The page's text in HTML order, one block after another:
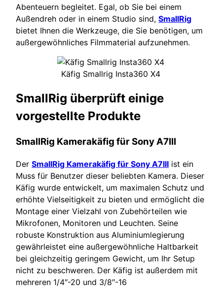
Abenteuern begleitet. Egal, ob Sie bei einem
Außendreh oder in einem Studio sind, SmallRig
bietet Ihnen die Werkzeuge, die Sie benötigen, um
außergewöhnliches Filmmaterial aufzunehmen.
Käfig Smallrig Insta360 X4
SmallRig überprüft einige
vorgestellte Produkte
SmallRig Kamerakäfig für Sony A7III
Der SmallRig Kamerakäfig für Sony A7III ist ein
Muss für Benutzer dieser beliebten Kamera. Dieser
Käfig wurde entwickelt, um maximalen Schutz und
erhöhte Vielseitigkeit zu bieten und ermöglicht die
Montage einer Vielzahl von Zubehörteilen wie
Mikrofonen, Monitoren und Leuchten. Seine
robuste Konstruktion aus Aluminiumlegierung
gewährleistet eine außergewöhnliche Haltbarkeit
bei gleichzeitig geringem Gewicht, um Ihr Setup
nicht zu beschweren. Der Käfig ist außerdem mit
mehreren 1/4″-20 und 3/8″-16